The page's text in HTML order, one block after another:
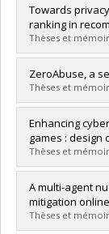
Graduate :
Cycle :Master's
Grade :M. Sc.
Lien vers le
Towards
ranking in
Thèses et
Graduate :
Cycle : Master's
Grade :M. Sc.
Lien vers le
ZeroAbuse, a
Thèses et
Graduate :
Cycle : Master's
Grade :M. Sc.
Lien vers le
Enhancing
games : design
Thèses et
Graduate :
Cycle :Master's
Grade :M. Sc.
Lien vers le
A multi-agent
mitigation online
Thèses et